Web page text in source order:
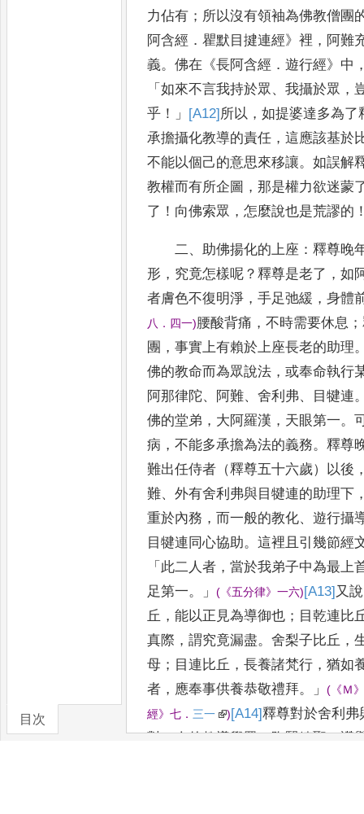
目次
力佔有 ； 所以沒有領袖為佛教僧團
阿含經 ．瞿默目揵連經》裡 ， 阿難
義。佛在 《長阿含經 ．遊行經》 中
「如來不言我持於眾 、我攝於眾 ，
乎 ！ 」 [A12]所以 ，如提婆達多為了
承擔攝化教導的責任 ，這應該基於
不能以個己的意思來移讓。如誤解
教權而有所企圖 ，那是權力欲迷蒙
了 ！ 向佛索眾 ，怎麼說也是荒謬的
二 、 助佛揚化的上座 ：釋尊晚
形 ， 究竟怎樣呢 ？釋尊是老了 ，如
者膚色不復明淨 ，手足弛緩 ，身體
八 ． 四一)腰酸背痛 ，不時需要休息 ；
團 ，事實上有賴於上座長老的助理
佛的教命而為眾說法 ，或奉命執行
阿那律陀、 阿難、舍利弗、 目犍連
佛的堂弟 ， 大阿羅漢 ， 天眼第一。
病 ，不能多承擔為法的義務。釋尊
難出任侍者（釋尊五十六歲）以後
難、外有舍利弗與目犍連的助理下
重於內務 ，而一般的教化、遊行攝
目犍連同心協 助。這裡且引幾節經
「 此二人者 ，當於我弟子中為最上
足第一。」( 《五分律》一六)[A13]又說
丘 ，能以正見為導御也 ； 目乾連比
真際 ，謂究竟漏盡。舍梨子比丘 ，
母 ； 目連比丘 ，長養諸梵行 ，猶如
者 ， 應奉事供養恭敬禮拜。」( 《Ｍ
經》七 ． 三一 )[A14]釋尊對於舍利弗
對二人的教導學眾、陶賢鑄聖，讚